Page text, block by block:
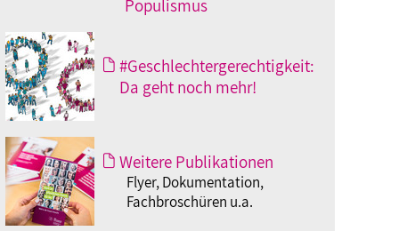
Populismus
#Geschlechtergerechtigkeit:
Da geht noch mehr!
Weitere Publikationen
Flyer, Dokumentation,
Fachbroschüren u.a.